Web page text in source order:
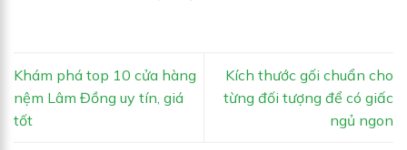
Khám phá top 10 cửa hàng
nệm Lâm Đồng uy tín, giá
tốt
Kích thước gối chuẩn cho
từng đối tượng để có giấc
ngủ ngon